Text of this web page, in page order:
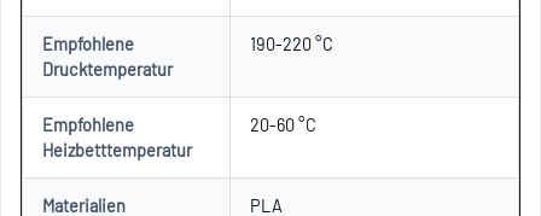
Empfohlene
Drucktemperatur
190-220 °C
Empfohlene
Heizbetttemperatur
20-60 °C
Materialien PLA